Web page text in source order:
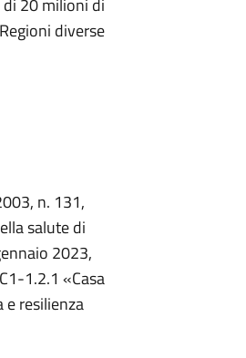
20 milioni di
diverse
n. 131,
salute di
2023,
1.2.1 «Casa
e resilienza